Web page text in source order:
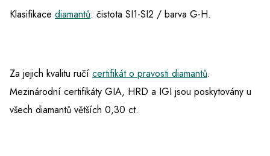
Klasifikace diamantů: čistota SI1-SI2 / barva G-H.
Za jejich kvalitu ručí certifikát o pravosti diamantů.
Mezinárodní certifikáty GIA, HRD a IGI jsou poskytovány u
všech diamantů větších 0,30 ct.